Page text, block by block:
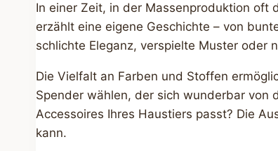
In einer Zeit, in der Massenproduktion oft
erzählt eine eigene Geschichte – von
schlichte Eleganz, verspielte Muster oder
Die Vielfalt an Farben und Stoffen
Spender wählen, der sich wunderbar von
Accessoires Ihres Haustiers passt? Die
kann.